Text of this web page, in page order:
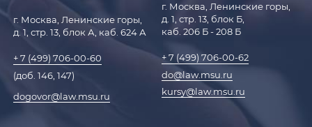
г. Москва, Ленинские горы,
д. 1, стр. 13, блок А, каб. 624 А
+ 7 (499) 706-00-60
(доб. 146, 147)
dogovor@law.msu.ru
г. Москва, Ленинские горы,
д. 1, стр. 13, блок Б,
каб. 206 Б - 208 Б
+ 7 (499) 706-00-62
do@law.msu.ru
kursy@law.msu.ru